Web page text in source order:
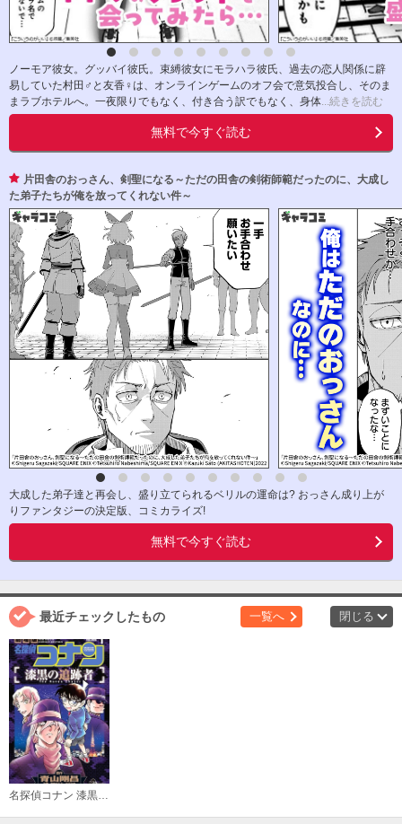
ノーモア彼女。グッバイ彼氏。束縛彼女にモラハラ彼氏、過去の恋人関係に辟
易していた村田♂と友香♀は、オンラインゲームのオフ会で意気投合し、そのま
まラブホテルへ。一夜限りでもなく、付き合う訳でもなく、身体...続きを読む
無料で今すぐ読む
片田舎のおっさん、剣聖になる～ただの田舎の剣術師範だったのに、大成し
た弟子たちが俺を放ってくれない件～
大成した弟子達と再会し、盛り立てられるベリルの運命は? おっさん成り上が
りファンタジーの決定版、コミカライズ!
無料で今すぐ読む
最近チェックしたもの 一覧へ 閉じる
名探偵コナン 漆黒の追跡者